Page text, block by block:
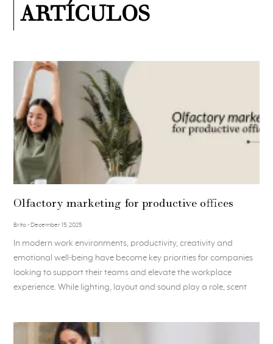
ARTÍCULOS
Olfactory marketing for productive offices
Brito December 15, 2025
In modern work environments, productivity, creativity and
emotional well-being have become key priorities for companies
looking to support their teams and elevate the workplace
experience. While lighting, layout and sound play a role, scent